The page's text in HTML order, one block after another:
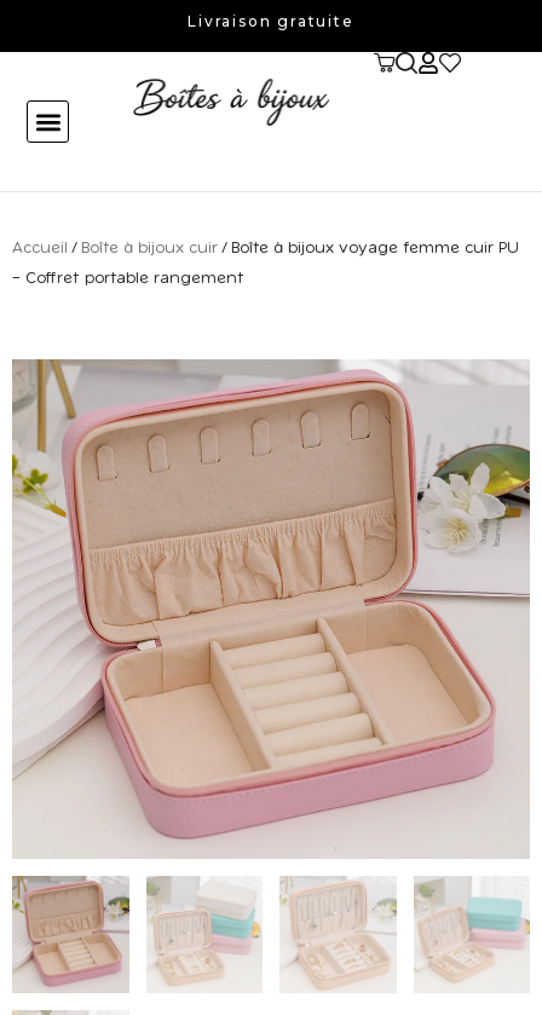
Livraison gratuite
Accueil / Boîte à bijoux cuir / Boîte à bijoux voyage femme cuir PU
– Coffret portable rangement